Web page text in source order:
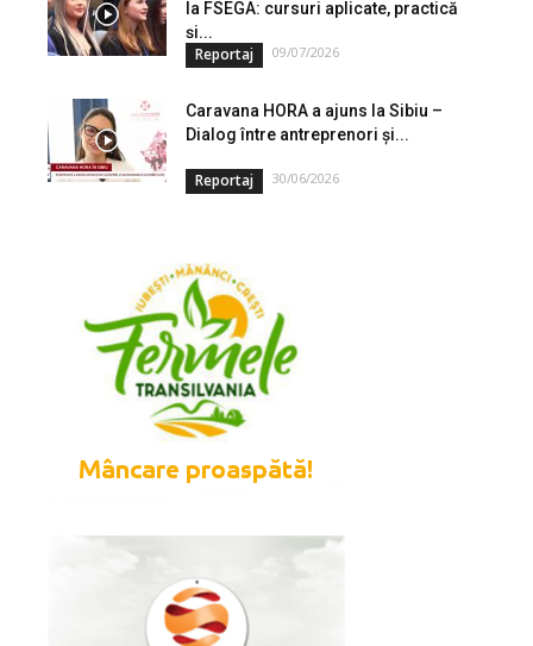
la FSEGA: cursuri aplicate, practică
și...
Reportaj 09/07/2026
Caravana HORA a ajuns la Sibiu –
Dialog între antreprenori și...
Reportaj 30/06/2026